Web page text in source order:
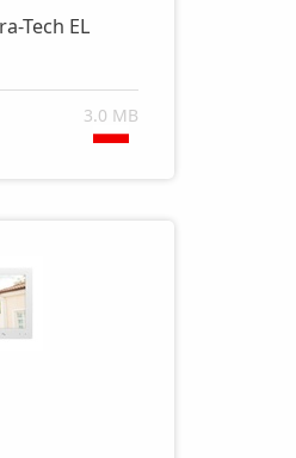
Tech EL
3.0 MB